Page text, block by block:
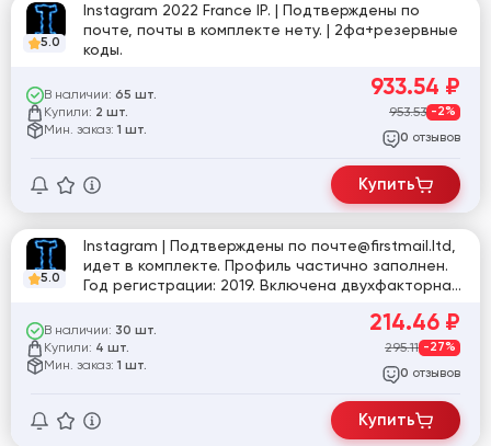
5.0
Instagram 2022 France IP. | Подтверждены по
почте, почты в комплекте нету. | 2фа+резервные
коды.
В наличии: 65 шт.
Купили: 2 шт.
Мин. заказ: 1 шт.
933.54 ₽
953.53 -2%
0 отзывов
Купить
5.0
Instagram | Подтверждены по почте@firstmail.ltd,
идет в комплекте. Профиль частично заполнен.
Год регистрации: 2019. Включена двухфакторная
В наличии: 30 шт.
Купили: 4 шт.
Мин. заказ: 1 шт.
214.46 ₽
295.11 -27%
0 отзывов
Купить